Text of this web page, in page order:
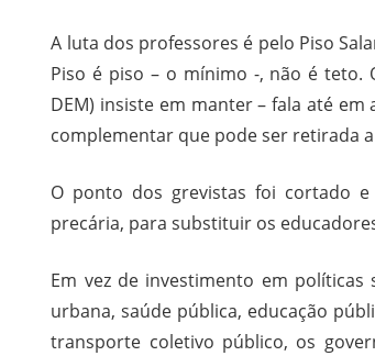
A luta dos professores é pelo Piso
Piso é piso – o mínimo -, não é teto.
DEM) insiste em manter – fala até
complementar que pode ser retirada
O ponto dos grevistas foi cortado
precária, para substituir os
Em vez de investimento em
urbana, saúde pública, educação
transporte coletivo público, os